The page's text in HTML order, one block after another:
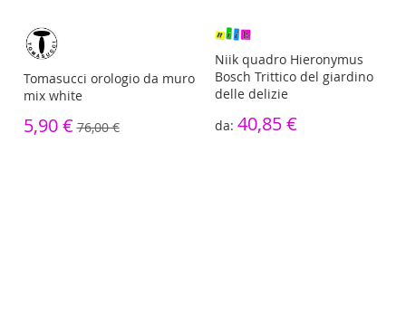
Tomasucci orologio da muro
mix white
5,90 € 76,00 €
Niik quadro Hieronymus
Bosch Trittico del giardino
delle delizie
40,85 €